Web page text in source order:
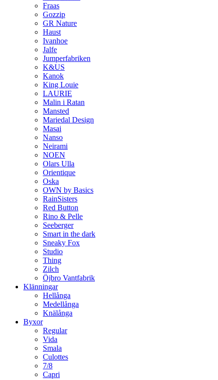
Fraas
Gozzip
GR Nature
Haust
Ivanhoe
Jalfe
Jumperfabriken
K&US
Kanok
King Louie
LAURIE
Malin i Ratan
Mansted
Mariedal Design
Masai
Nanso
Neirami
NOEN
Olars Ulla
Orientique
Oska
OWN by Basics
RainSisters
Red Button
Rino & Pelle
Seeberger
Smart in the dark
Sneaky Fox
Studio
Thing
Zilch
Öjbro Vantfabrik
Klänningar
Hellånga
Medellånga
Knälånga
Byxor
Regular
Vida
Smala
Culottes
7/8
Capri